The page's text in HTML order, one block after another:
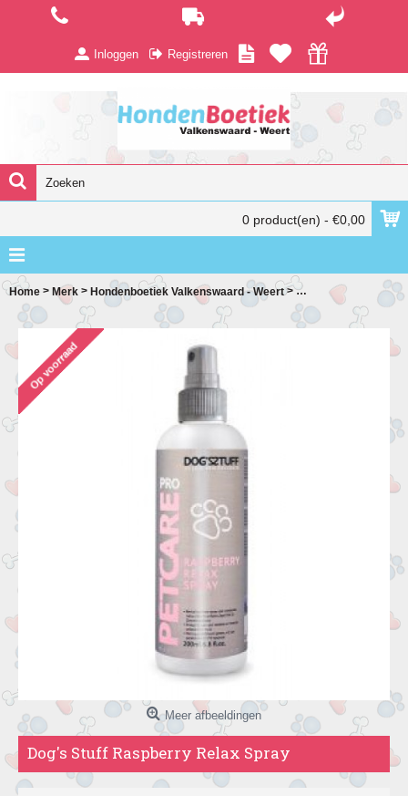
Inloggen Registreren
0 product(en) - €0,00
Home > Merk > Hondenboetiek Valkenswaard - Weert >Dog's Stuff
Meer afbeeldingen
Dog's Stuff Raspberry Relax Spray